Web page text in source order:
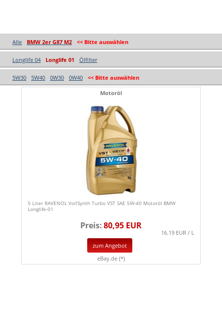
Alle BMW 2er G87 M2 << Bitte auswählen
Longlife 04 Longlife 01 Ölfilter
5W30 5W40 0W30 0W40 << Bitte auswählen
Motoröl
5 Liter RAVENOL VollSynth Turbo VST SAE 5W-40 Motoröl BMW
Longlife-01
Preis:80,95 EUR
16.19 EUR / L
zum Angebot
eBay.de (*)